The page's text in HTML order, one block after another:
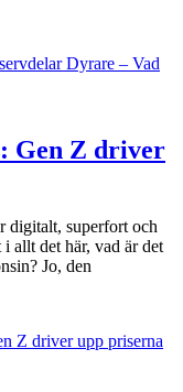
Dyrare – Vad
Gen Z driver
digitalt, superfort och
allt det här, vad är det
Jo, den
Z driver upp priserna